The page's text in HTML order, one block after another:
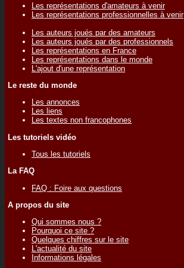
Les représentations d'amateurs à venir
Les représentations professionnelles à venir
Les auteurs joués par des amateurs
Les auteurs joués par des professionnels
Les représentations en France
Les représentations dans le monde
L'ajout d'une représentation
Le reste du monde
Les annonces
Les liens
Les textes non francophones
Les tutoriels vidéo
Tous les tutoriels
La FAQ
FAQ : Foire aux questions
A propos du site
Qui sommes nous ?
Pourquoi ce site ?
Quelques chiffres sur le site
L'actualité du site
Informations légales